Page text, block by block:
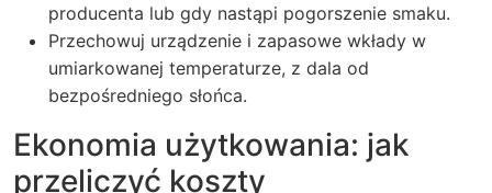
producenta lub gdy nastąpi pogorszenie smaku.
Przechowuj urządzenie i zapasowe wkłady w
umiarkowanej temperaturze, z dala od
bezpośredniego słońca.
Ekonomia użytkowania: jak
przeliczyć koszty